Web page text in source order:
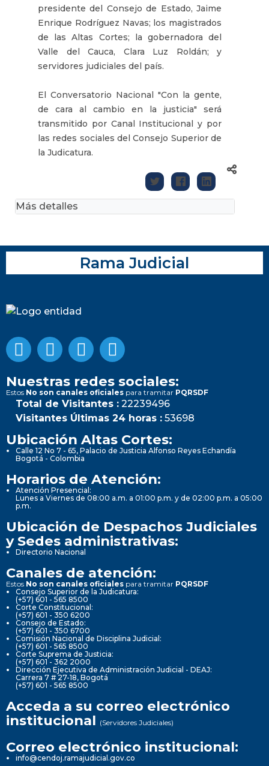
presidente del Consejo de Estado, Jaime
Enrique Rodríguez Navas; los magistrados
de las Altas Cortes; la gobernadora del
Valle del Cauca, Clara Luz Roldán; y
servidores judiciales del país.
El Conversatorio Nacional "Con la gente,
de cara al cambio en la justicia" será
transmitido por Canal Institucional y por
las redes sociales del Consejo Superior de
la Judicatura.
Más detalles
Rama Judicial
Nuestras redes sociales:
Estos No son canales oficiales para tramitar PQRSDF
Total de Visitantes : 22239496
Visitantes Últimas 24 horas : 53698
Ubicación Altas Cortes:
Calle 12 No 7 - 65, Palacio de Justicia Alfonso Reyes Echandía
Bogotá - Colombia
Horarios de Atención:
Atención Presencial:
Lunes a Viernes de 08:00 a.m. a 01:00 p.m. y de 02:00 p.m. a 05:00
p.m.
Ubicación de Despachos Judiciales
y Sedes administrativas:
Directorio Nacional
Canales de atención:
Estos No son canales oficiales para tramitar PQRSDF
Consejo Superior de la Judicatura:
(+57) 601 - 565 8500
Corte Constitucional:
(+57) 601 - 350 6200
Consejo de Estado:
(+57) 601 - 350 6700
Comisión Nacional de Disciplina Judicial:
(+57) 601 - 565 8500
Corte Suprema de Justicia:
(+57) 601 - 362 2000
Dirección Ejecutiva de Administración Judicial - DEAJ:
Carrera 7 # 27-18, Bogotá
(+57) 601 - 565 8500
Acceda a su correo electrónico
institucional (Servidores Judiciales)
Correo electrónico institucional:
info@cendoj.ramajudicial.gov.co